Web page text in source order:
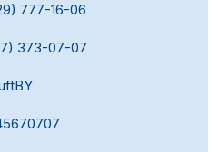
777-16-06
373-07-07